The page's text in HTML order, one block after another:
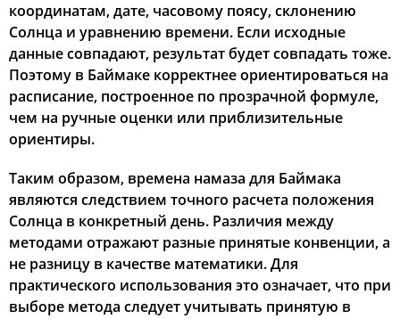
координатам, дате, часовому поясу, склонению
Солнца и уравнению времени. Если исходные
данные совпадают, результат будет совпадать тоже.
Поэтому в Баймаке корректнее ориентироваться на
расписание, построенное по прозрачной формуле,
чем на ручные оценки или приблизительные
ориентиры.
Таким образом, времена намаза для Баймака
являются следствием точного расчета положения
Солнца в конкретный день. Различия между
методами отражают разные принятые конвенции, а
не разницу в качестве математики. Для
практического использования это означает, что при
выборе метода следует учитывать принятую в